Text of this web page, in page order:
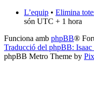
L’equip • Elimina
són UTC + 1 hora
Funciona amb phpBB®
Traducció del phpBB:
phpBB Metro Theme by